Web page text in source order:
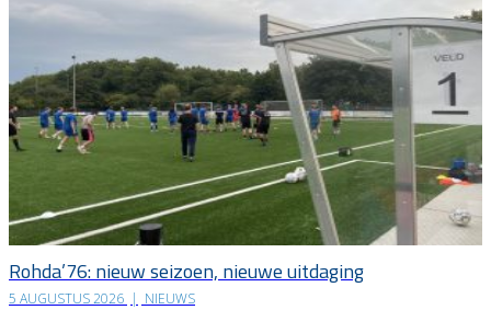
Rohda’76: nieuw seizoen, nieuwe uitdaging
5 AUGUSTUS 2026 | NIEUWS